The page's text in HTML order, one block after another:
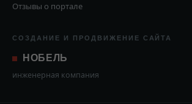
Отзывы о портале
СОЗДАНИЕ И ПРОДВИЖЕНИЕ САЙТА
НОБЕЛЬ
инженерная компания